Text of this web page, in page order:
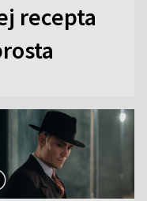
recepta